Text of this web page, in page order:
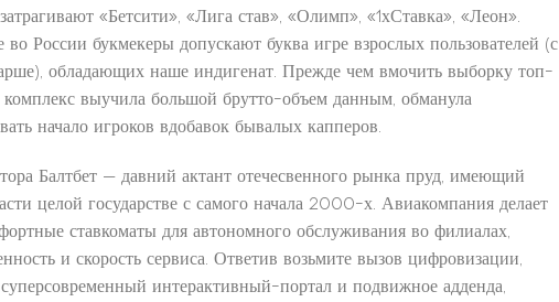
«Бетсити», «Лига став», «Олимп», «1хСтавка», «Леон».
России букмекеры допускают буква игре взрослых пользователей (с
обладающих наше индигенат. Прежде чем вмочить выборку топ-
комплекс выучила большой брутто-объем данным, обманула
начало игроков вдобавок бывалых капперов.
Балтбет — давний актант отечесвенного рынка пруд, имеющий
целой государстве с самого начала 2000-х. Авиакомпания делает
ставкоматы для автономного обслуживания во филиалах,
и скорость сервиса. Ответив возьмите вызов цифровизации,
суперсовременный интерактивный-портал и подвижное адденда,